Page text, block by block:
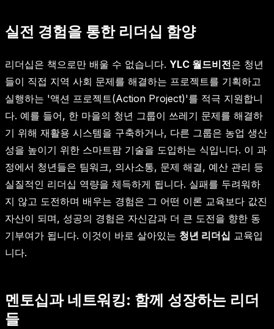
실전 경험을 통한 리더십 함양
리더십은 책으로만 배울 수 없습니다. YLC 월드비전은 청년
들이 직접 지역 사회 문제를 해결하는 프로젝트를 기획하고
실행하는 '액션 프로젝트(Action Project)'를 적극 지원합니
다. 예를 들어, 한 마을의 청년 그룹이 쓰레기 문제를 해결하
기 위해 재활용 시스템을 구축하거나, 다른 그룹은 농업 생산
성을 높이기 위한 스마트팜 기술을 도입하는 식입니다. 이 과
정에서 청년들은 팀워크, 의사소통, 문제 해결, 예산 관리 등
실질적인 리더십 역량을 체득하게 됩니다. 실패를 두려워하
지 않고 도전하며 배우는 경험은 그 어떤 이론 교육보다 값진
자산이 되며, 성공의 경험은 자신감과 더 큰 도전을 향한 동
기부여가 됩니다. 이것이 바로 살아있는 청년 리더십 교육입
니다.
멘토십과 네트워킹: 함께 성장하는 리더
들